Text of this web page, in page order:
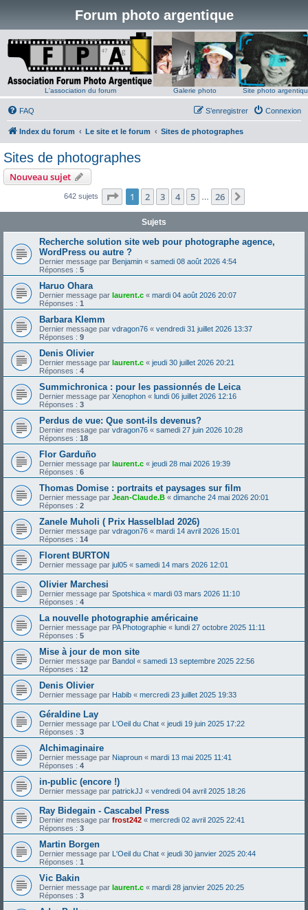
Forum photo argentique
L'association du forum Galerie photo Site photo
FAQ Connexion
S’enregistrer
Index du forum Le site et le forum Sites de photographes
Sites de photographes
Nouveau sujet
642 sujets Page 1sur26
1 2 3 4 5 26
Sujets
Recherche solution site web pour photographe agence,
WordPress ou autre ?
Dernier message par Benjamin « samedi 08 août 2026 4:54
Réponses : 5
Haruo Ohara
Dernier message par laurent.c « mardi 04 août 2026 20:07
Réponses : 1
Barbara Klemm
Dernier message par vdragon76 « vendredi 31 juillet 2026 13:37
Réponses : 9
Denis Olivier
Dernier message par laurent.c « jeudi 30 juillet 2026 20:21
Réponses : 4
Summichronica : pour les passionnés de Leica
Dernier message par Xenophon « lundi 06 juillet 2026 12:16
Réponses : 3
Perdus de vue: Que sont-ils devenus?
Dernier message par vdragon76 « samedi 27 juin 2026 10:28
Réponses : 18
Flor Garduño
Dernier message par laurent.c « jeudi 28 mai 2026 19:39
Réponses : 6
Thomas Domise : portraits et paysages sur film
Dernier message par Jean-Claude.B « dimanche 24 mai 2026 20:01
Réponses : 2
Zanele Muholi ( Prix Hasselblad 2026)
Dernier message par vdragon76 « mardi 14 avril 2026 15:01
Réponses : 14
Florent BURTON
Dernier message par jul05 « samedi 14 mars 2026 12:01
Olivier Marchesi
Dernier message par Spotshica « mardi 03 mars 2026 11:10
Réponses : 4
La nouvelle photographie américaine
Dernier message par PA Photographie « lundi 27 octobre 2025 11:11
Réponses : 5
Mise à jour de mon site
Dernier message par Bandol « samedi 13 septembre 2025 22:56
Réponses : 12
Denis Olivier
Dernier message par Habib « mercredi 23 juillet 2025 19:33
Géraldine Lay
Dernier message par L'Oeil du Chat « jeudi 19 juin 2025 17:22
Réponses : 3
Alchimaginaire
Dernier message par Niaproun « mardi 13 mai 2025 11:41
Réponses : 4
in-public (encore !)
Dernier message par patrickJJ « vendredi 04 avril 2025 18:26
Ray Bidegain - Cascabel Press
Dernier message par frost242 « mercredi 02 avril 2025 22:41
Réponses : 3
Martin Borgen
Dernier message par L'Oeil du Chat « jeudi 30 janvier 2025 20:44
Réponses : 1
Vic Bakin
Dernier message par laurent.c « mardi 28 janvier 2025 20:25
Réponses : 3